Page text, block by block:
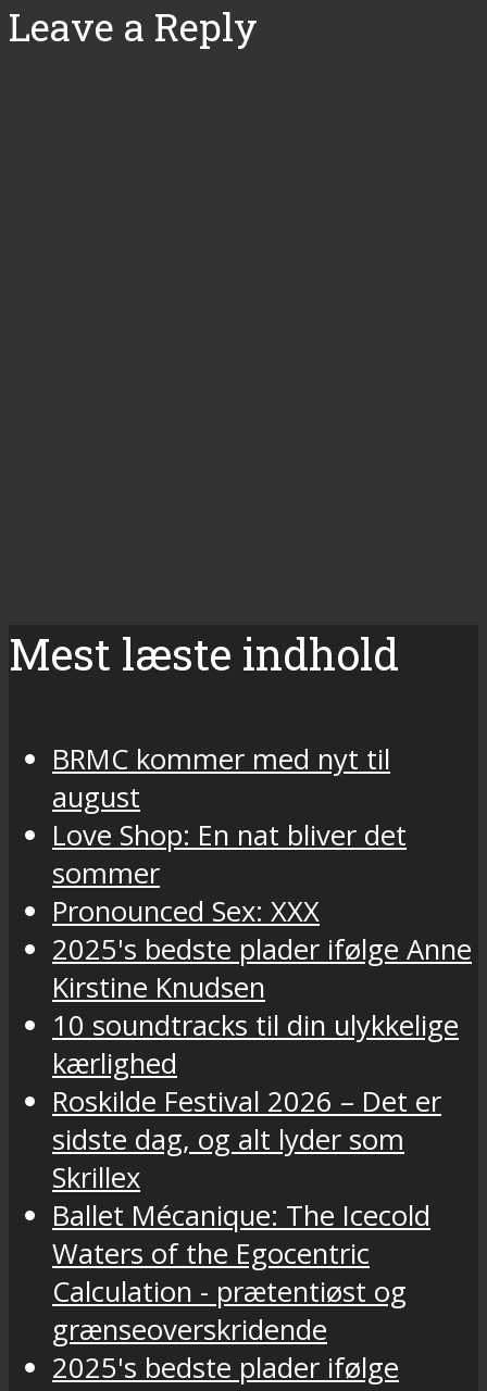
Leave a Reply
Mest læste indhold
BRMC kommer med nyt til
august
Love Shop: En nat bliver det
sommer
Pronounced Sex: XXX
2025's bedste plader ifølge Anne
Kirstine Knudsen
10 soundtracks til din ulykkelige
kærlighed
Roskilde Festival 2026 – Det er
sidste dag, og alt lyder som
Skrillex
Ballet Mécanique: The Icecold
Waters of the Egocentric
Calculation - prætentiøst og
grænseoverskridende
2025's bedste plader ifølge